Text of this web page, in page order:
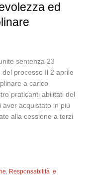
ed
sentenza 23
processo Il 2 aprile
a carico
praticanti abilitati del
aver acquistato in più
alla cessione a terzi
, Responsabilità e